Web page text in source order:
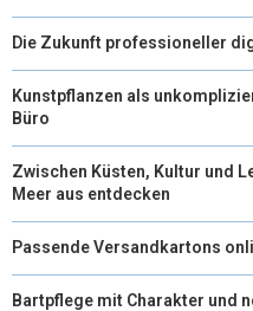
Die Zukunft professioneller
Kunstpflanzen als
Büro
Zwischen Küsten, Kultur und
Meer aus entdecken
Passende Versandkartons
Bartpflege mit Charakter und